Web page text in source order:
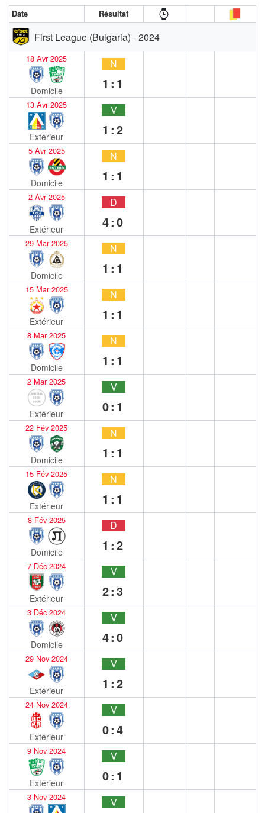
Date Résultat
First League (Bulgaria) - 2024
18 Avr 2025
Domicile
N
1:1
13 Avr 2025
Extérieur
V
1:2
5 Avr 2025
Domicile
N
1:1
2 Avr 2025
Extérieur
D
4:0
29 Mar 2025
Domicile
N
1:1
15 Mar 2025
Extérieur
N
1:1
8 Mar 2025
Domicile
N
1:1
2 Mar 2025
Extérieur
V
0:1
22 Fév 2025
Domicile
N
1:1
15 Fév 2025
Extérieur
N
1:1
8 Fév 2025
Domicile
D
1:2
7 Déc 2024
Extérieur
V
2:3
3 Déc 2024
Domicile
V
4:0
29 Nov 2024
Extérieur
V
1:2
24 Nov 2024
Extérieur
V
0:4
9 Nov 2024
Extérieur
V
0:1
3 Nov 2024 V